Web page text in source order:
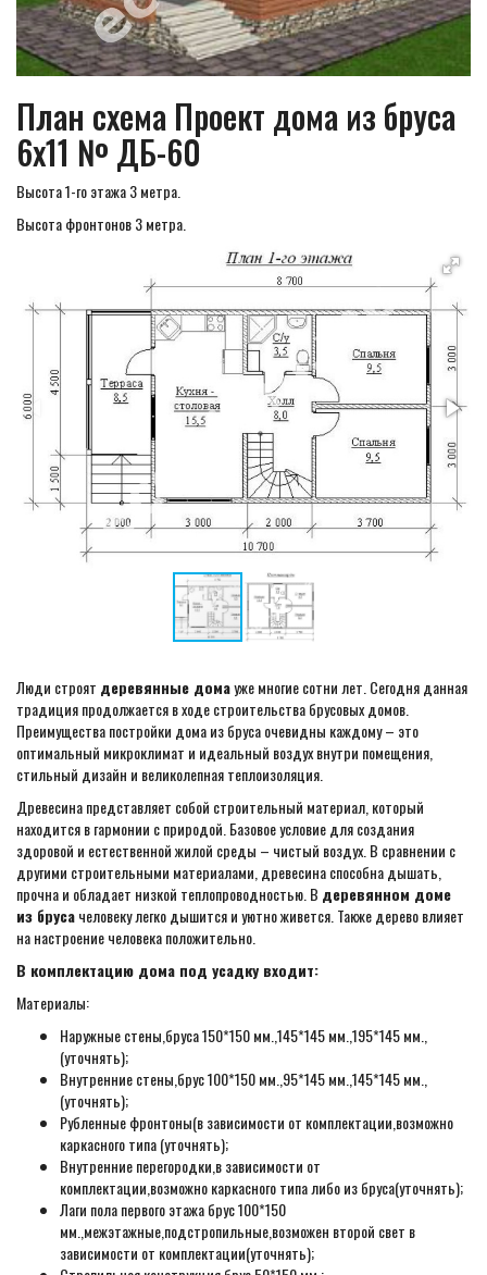
План схема Проект дома из бруса
6х11 № ДБ-60
Высота 1-го этажа 3 метра.
Высота фронтонов 3 метра.
Люди строят деревянные домауже многие сотни лет. Сегодня данная
традиция продолжается в ходе строительства брусовых домов.
Преимущества постройки дома из бруса очевидны каждому – это
оптимальный микроклимат и идеальный воздух внутри помещения,
стильный дизайн и великолепная теплоизоляция.
Древесина представляет собой строительный материал, который
находится в гармонии с природой. Базовое условие для создания
здоровой и естественной жилой среды – чистый воздух. В сравнении с
другими строительными материалами, древесина способна дышать,
прочна и обладает низкой теплопроводностью. В деревянном доме
из брусачеловеку легко дышится и уютно живется. Также дерево влияет
на настроение человека положительно.
В комплектацию дома под усадку входит:
Материалы:
Наружные стены,бруса 150*150 мм.,145*145 мм.,195*145 мм.,
(уточнять);
Внутренние стены,брус 100*150 мм.,95*145 мм.,145*145 мм.,
(уточнять);
Рубленные фронтоны(в зависимости от комплектации,возможно
каркасного типа (уточнять);
Внутренние перегородки,в зависимости от
комплектации,возможно каркасного типа либо из бруса(уточнять);
Лаги пола первого этажа брус 100*150
мм.,межэтажные,подстропильные,возможен второй свет в
зависимости от комплектации(уточнять);